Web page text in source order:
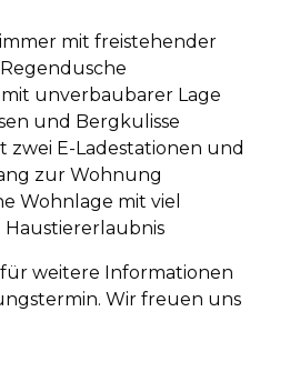
mit freistehender
mit unverbaubarer Lage
und Bergkulisse
zwei E-Ladestationen und
zur Wohnung
Wohnlage mit viel
weitere Informationen
Wir freuen uns